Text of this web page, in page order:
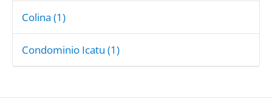
Colina (1)
Condominio Icatu (1)